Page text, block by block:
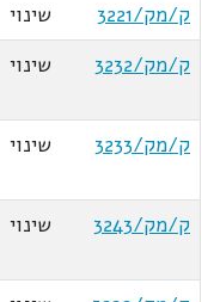
ק/מק/3221
שינוי
ק/מק/3232
שינוי
ק/מק/3233
שינוי
ק/מק/3243
שינוי